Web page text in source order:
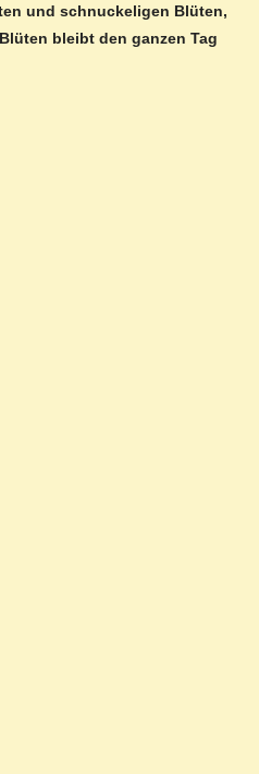
und schnuckeligen Blüten,
bleibt den ganzen Tag